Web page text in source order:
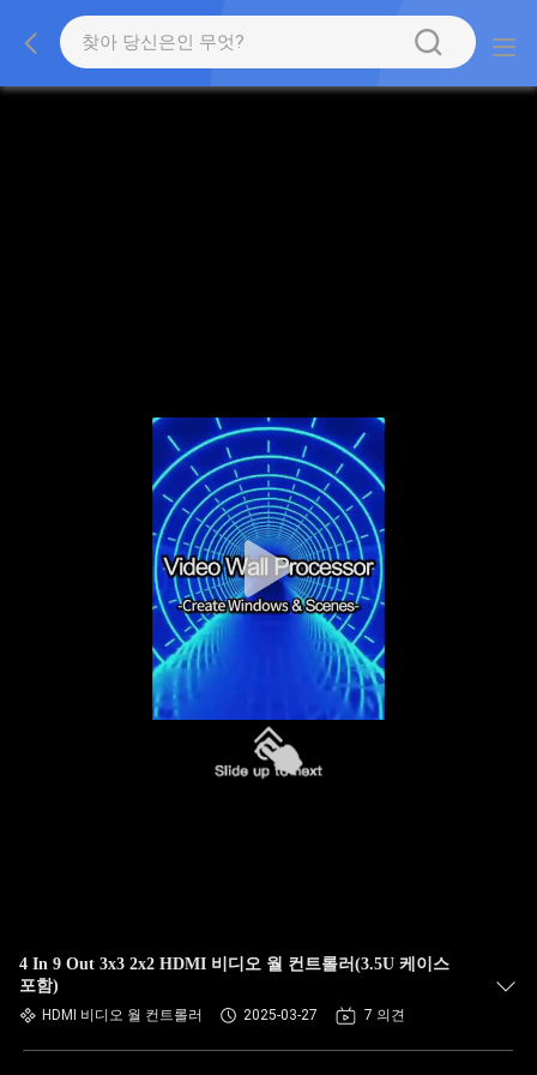
4 In 9 Out 3x3 2x2 HDMI 비디오 월 컨트롤러(3.5U 케이스
포함)
HDMI 비디오 월 컨트롤러 2025-03-27 7 의견